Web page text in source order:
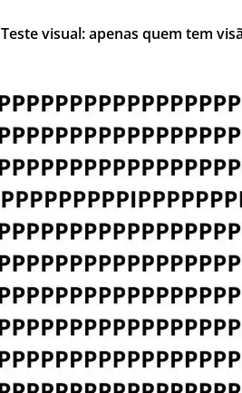
Teste visual: apenas quem tem